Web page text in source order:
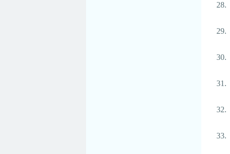
28.
29.
30.
31.
32.
33.